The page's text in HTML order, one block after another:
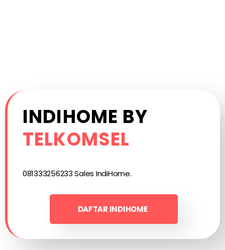
INDIHOME BY
TELKOMSEL
081333256233 Sales IndiHome.
DAFTAR INDIHOME